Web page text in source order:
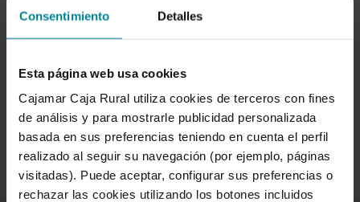
Consentimiento Detalles
Esta página web usa cookies
Cajamar Caja Rural utiliza cookies de terceros con fines
de análisis y para mostrarle publicidad personalizada
basada en sus preferencias teniendo en cuenta el perfil
realizado al seguir su navegación (por ejemplo, páginas
visitadas). Puede aceptar, configurar sus preferencias o
rechazar las cookies utilizando los botones incluidos
del agua
Nuestra Incubadora de Empresas de Alta Tecnología
especializada en Innovación Tecnológica y Gestión
Sostenible del AguaHemos, Cajamar Innova,
seleccionará a…